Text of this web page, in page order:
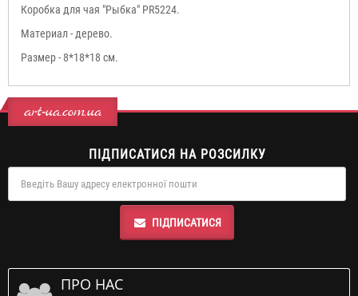
Коробка для чая "Рыбка" PR5224.
Материал - дерево.
Размер - 8*18*18 см.
art-ua.com.ua
ПІДПИСАТИСЯ НА РОЗСИЛКУ
ПІДПИСАТИСЯ
ПРО НАС